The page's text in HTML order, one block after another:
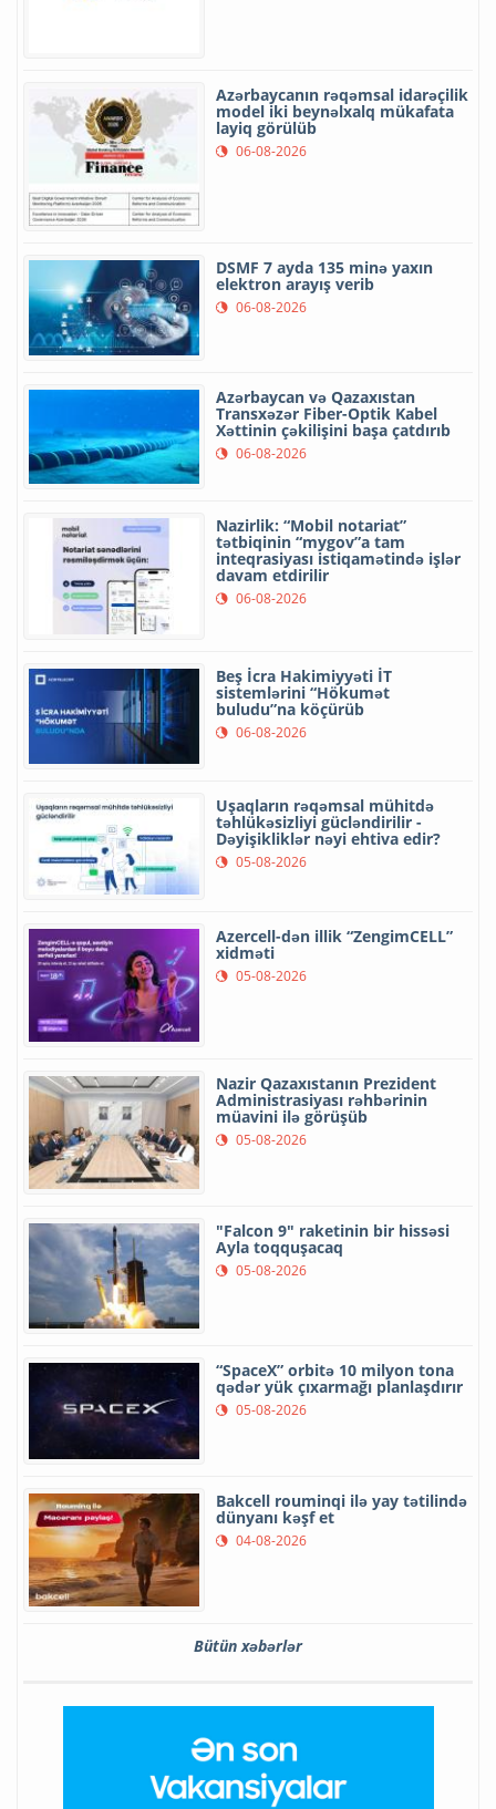
Azərbaycanın rəqəmsal idarəçilik
model iki beynəlxalq mükafata
layiq görülüb
06-08-2026
DSMF 7 ayda 135 minə yaxın
elektron arayış verib
06-08-2026
Azərbaycan və Qazaxıstan
Transxəzər Fiber-Optik Kabel
Xəttinin çəkilişini başa çatdırıb
06-08-2026
Nazirlik: “Mobil notariat”
tətbiqinin “mygov”a tam
inteqrasiyası istiqamətində işlər
davam etdirilir
06-08-2026
Beş İcra Hakimiyyəti İT
sistemlərini “Hökumət
buludu”na köçürüb
06-08-2026
Uşaqların rəqəmsal mühitdə
təhlükəsizliyi gücləndirilir -
Dəyişikliklər nəyi ehtiva edir?
05-08-2026
Azercell-dən illik “ZengimCELL”
xidməti
05-08-2026
Nazir Qazaxıstanın Prezident
Administrasiyası rəhbərinin
müavini ilə görüşüb
05-08-2026
"Falcon 9" raketinin bir hissəsi
Ayla toqquşacaq
05-08-2026
“SpaceX” orbitə 10 milyon tona
qədər yük çıxarmağı planlaşdırır
05-08-2026
Bakcell rouminqi ilə yay tətilində
dünyanı kəşf et
04-08-2026
Bütün xəbərlər